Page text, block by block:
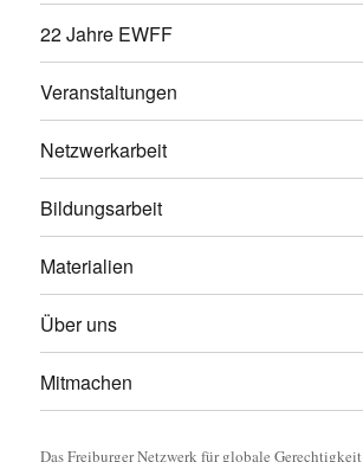
22 Jahre EWFF
Veranstaltungen
Netzwerkarbeit
Bildungsarbeit
Materialien
Über uns
Mitmachen
Das Freiburger Netzwerk für globale Gerechtigkeit